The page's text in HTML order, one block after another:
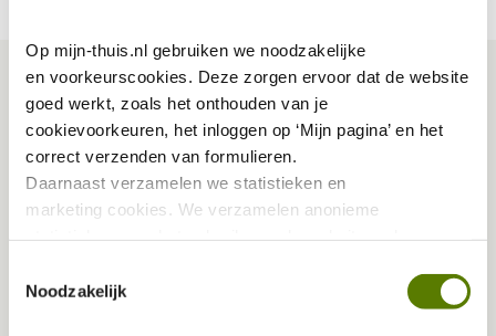
Op mijn-thuis.nl gebruiken we noodzakelijke
en voorkeurscookies. Deze zorgen ervoor dat de website
goed werkt, zoals het onthouden van je
cookievoorkeuren, het inloggen op ‘Mijn pagina’ en het
correct verzenden van formulieren.
Daarnaast verzamelen we statistieken en
marketing cookies. We verzamelen anonieme
Deze gegevens zijn niet te herleiden tot jou als persoon
en worden niet gedeeld met eventuele advertentie- of
Noodzakelijk
Gerelateerde vragen
Heb ik toestemming nodig om zelf te klussen in
en aan mijn woning?
Kan ik huurder worden als de hoofbewoner